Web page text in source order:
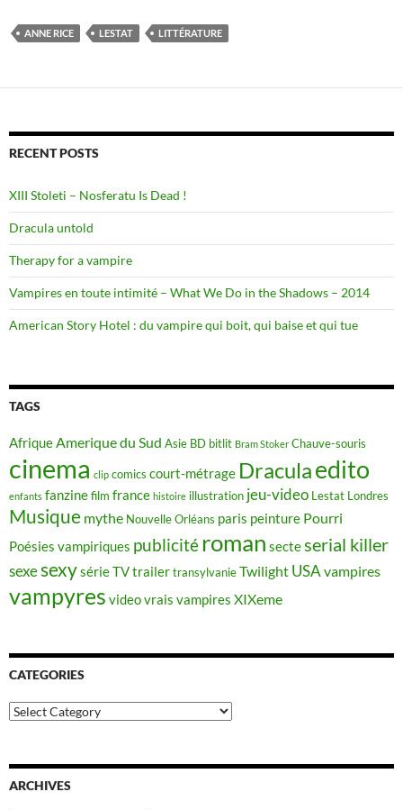
ANNE RICE LESTAT LITTÉRATURE
RECENT POSTS
XIII Stoleti – Nosferatu Is Dead !
Dracula untold
Therapy for a vampire
Vampires en toute intimité – What We Do in the Shadows – 2014
American Story Hotel : du vampire qui boit, qui baise et qui tue
TAGS
AfriqueAmerique du Sud Asie BD bitlit Bram Stoker Chauve-souris
cinema clip comics court-métrage Draculaedito
enfants fanzinefilm france histoire illustration jeu-video Lestat Londres
Musique mythe Nouvelle Orléans paris peinture Pourri
Poésies vampiriques publicitéroman secteserial killer
sexesexysérie TVtrailertransylvanieTwilight USAvampires
vampyres videovrais vampires XIXeme
CATEGORIES
Categories
ARCHIVES